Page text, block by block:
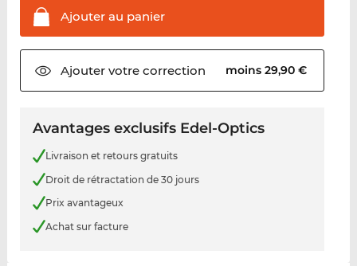
Ajouter au panier
Ajouter votrecorrection moins 29,90 €
Avantages exclusifs Edel-Optics
Livraison et retours gratuits
Droit de rétractation de 30 jours
Prix avantageux
Achat sur facture